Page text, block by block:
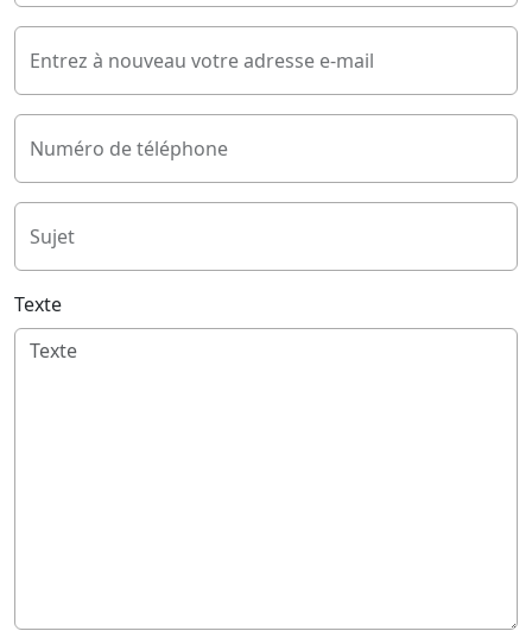
Entrez à nouveau votre adresse e-mail
Numéro de téléphone
Sujet
Texte